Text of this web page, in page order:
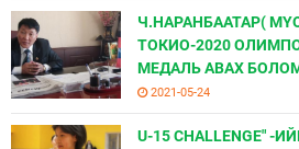
Ч.НАРАНБААТАР(
ТОКИО-2020
МЕДАЛЬ АВАХ
2021-05-24
U-15 CHALLENGE"